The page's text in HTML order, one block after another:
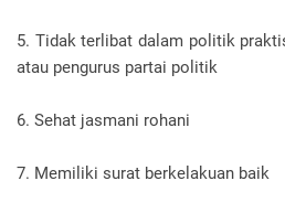
5. Tidak terlibat dalam politik
atau pengurus partai politik
6. Sehat jasmani rohani
7. Memiliki surat berkelakuan baik